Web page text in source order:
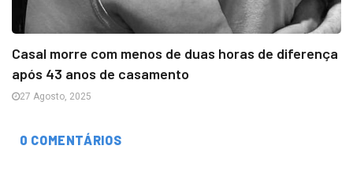
Casal morre com menos de duas horas de diferença
após 43 anos de casamento
27 Agosto, 2025
0 COMENTÁRIOS